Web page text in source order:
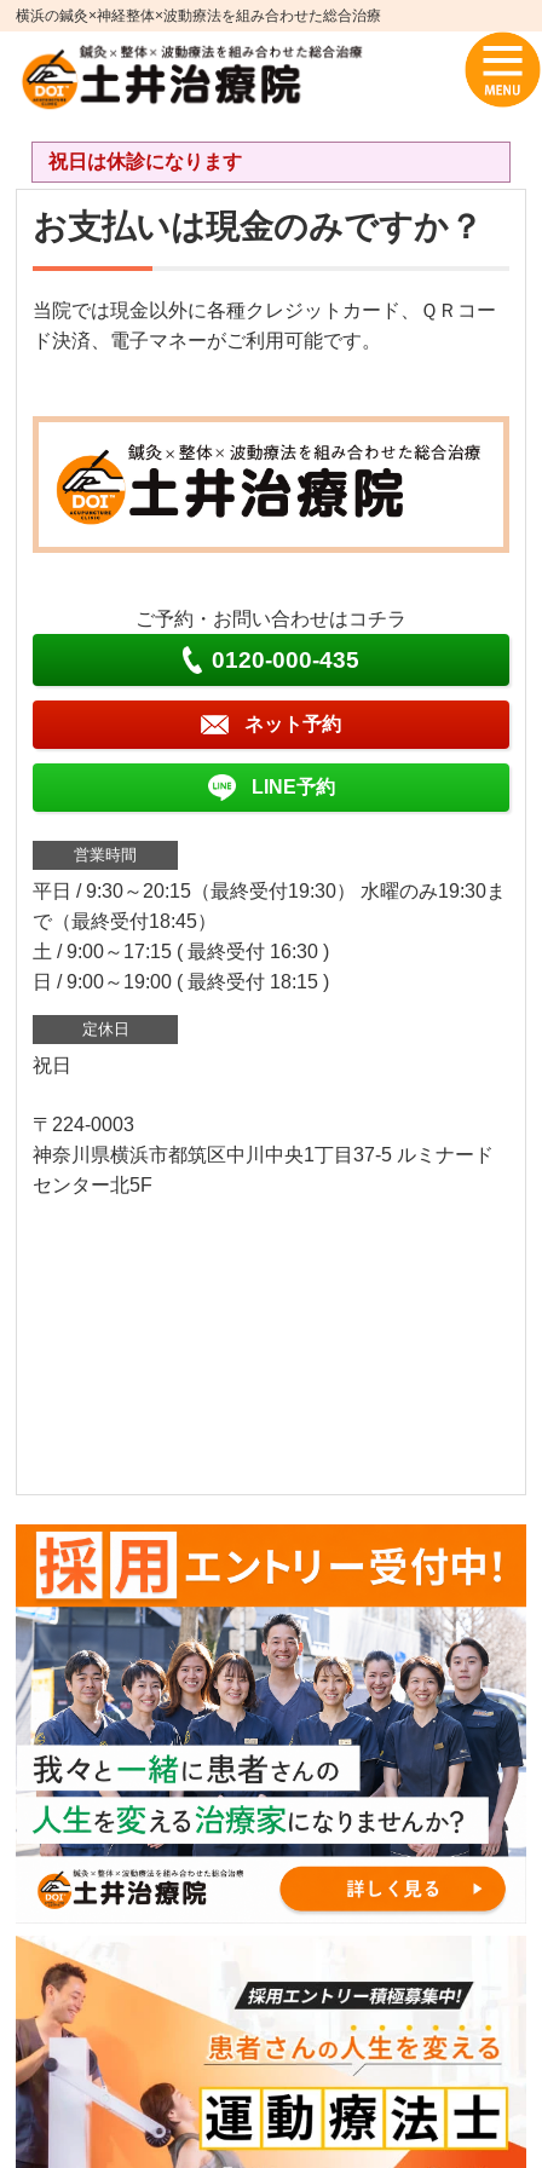
横浜の鍼灸×神経整体×波動療法を組み合わせた総合治療
祝日は休診になります
お支払いは現金のみですか？
当院では現金以外に各種クレジットカード、ＱＲコー
ド決済、電子マネーがご利用可能です。
ご予約・お問い合わせはコチラ
0120-000-435
ネット予約
LINE予約
営業時間
平日 / 9:30～20:15（最終受付19:30） 水曜のみ19:30ま
で（最終受付18:45）
土 / 9:00～17:15 ( 最終受付 16:30 )
日 / 9:00～19:00 ( 最終受付 18:15 )
定休日
祝日
〒224-0003
神奈川県横浜市都筑区中川中央1丁目37-5 ルミナード
センター北5F